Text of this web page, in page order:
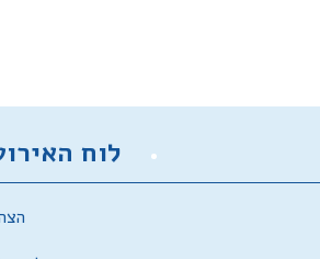
לוח